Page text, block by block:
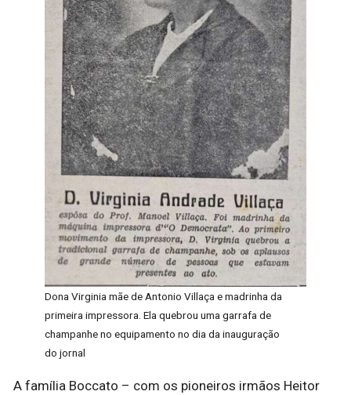
Dona Virginia mãe de Antonio Villaça e madrinha da
primeira impressora. Ela quebrou uma garrafa de
champanhe no equipamento no dia da inauguração
do jornal
A família Boccato – com os pioneiros irmãos Heitor